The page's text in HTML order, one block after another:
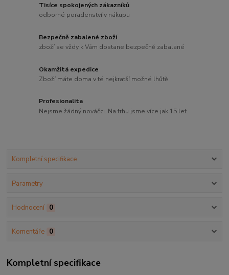
Tisíce spokojených zákazníků
odborné poradenství v nákupu
Bezpečně zabalené zboží
zboží se vždy k Vám dostane bezpečně zabalané
Okamžitá expedice
Zboží máte doma v té nejkratší možné lhůtě
Profesionalita
Nejsme žádný nováčci. Na trhu jsme více jak 15 let.
Kompletní specifikace
Parametry
Hodnocení 0
Komentáře 0
Kompletní specifikace